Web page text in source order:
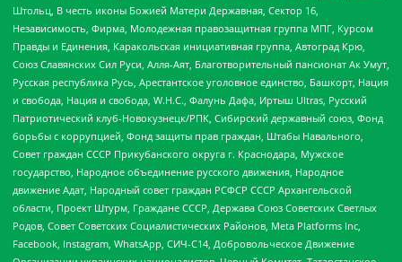
Штольц, В честь иконы Божией Матери Державная, Сектор 16,
Независимость, Фирма, Молодежная правозащитная группа МПГ, Курсом
Правды и Единения, Каракольская инициативная группа, Автоград Крю,
Союз Славянских Сил Руси, Алля-Аят, Благотворительный пансионат Ак Умут,
Русская республика Русь, Арестантское уголовное единство, Башкорт, Нация
и свобода, Нация и свобода, W.H.С., Фалунь Дафа, Иртыш Ultras, Русский
Патриотический клуб-Новокузнецк/РПК, Сибирский державный союз, Фонд
борьбы с коррупцией, Фонд защиты прав граждан, Штабы Навального,
Совет граждан СССР Прикубанского округа г. Краснодара, Мужское
государство, Народное объединение русского движения, Народное
движение Адат, Народный совет граждан РСФСР СССР Архангельской
области, Проект Штурм, Граждане СССР, Держава Союз Советских Светлых
Родов, Совет Советских Социалистических Районов, Meta Platforms Inc,
Facebook, Instagram, WhatsApp, СИЧ-С14, Добровольческое Движение